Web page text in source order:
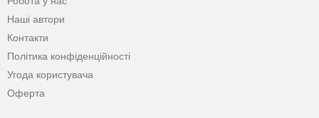
Наші автори
Контакти
Політика конфіденційності
Угода користувача
Оферта